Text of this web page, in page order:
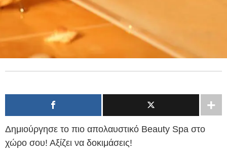
Δημιούργησε το πιο απολαυστικό Beauty Spa στο
χώρο σου! Αξίζει να δοκιμάσεις!